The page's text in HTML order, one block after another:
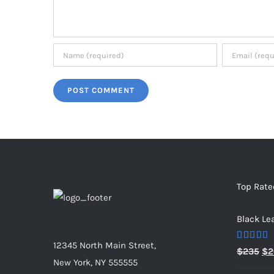
12345 North Main Street,
New York, NY 555555
Top
Black
Rated
out of 5
$235 $